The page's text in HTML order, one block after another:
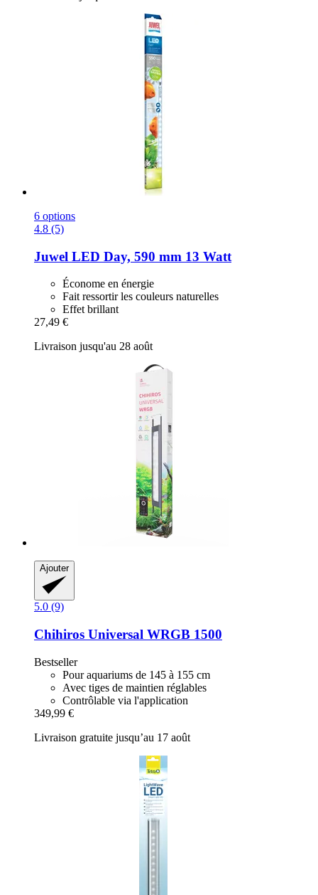
6 options
4.8 (5)
Juwel LED Day, 590 mm 13 Watt
Économe en énergie
Fait ressortir les couleurs naturelles
Effet brillant
27,49 €
Livraison jusqu'au 28 août
Ajouter
5.0 (9)
Chihiros Universal WRGB 1500
Bestseller
Pour aquariums de 145 à 155 cm
Avec tiges de maintien réglables
Contrôlable via l'application
349,99 €
Livraison gratuite jusqu’au 17 août